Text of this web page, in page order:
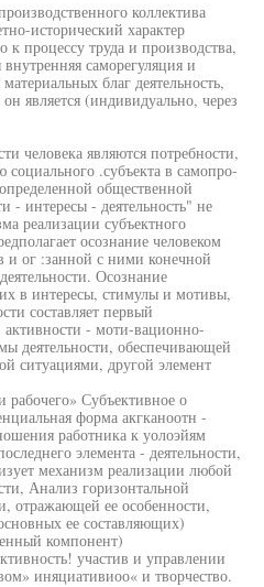
коллектива
исторический характер
к процессу труда и производства,
саморегуляция и
благ деятельность,
является (индивидуально, через
человека являются потребности,
социального .субъекта в самопро-
общественной
- интересы - деятельность" не
реализации субъектного
осознание человеком
и ог :занной с ними конечной
Осознание
в интересы, стимулы и мотивы,
составляет первый
активности - моти-вационно-
деятельности, обеспечивающей
ситуациями, другой элемент
рабочего» Субъективное о
форма акгканоотн -
работника к уолоэйям
элемента - деятельности,
механизм реализации любой
Анализ горизонтальной
отражающей ее особенности,
ее составляющих)
компонент)
участив и управлении
иняциативиоо« и творчество.